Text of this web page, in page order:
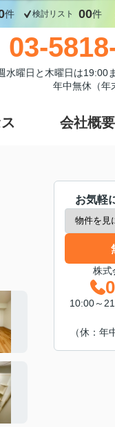
件 検討リスト 00件
03-
曜日と木曜日は19:00
年中無休（年
会社概要
お気軽
株式
10:00～
（休：年